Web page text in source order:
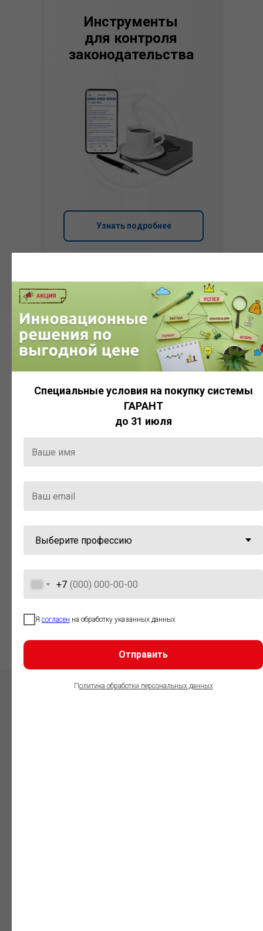
Узнать подробнее
Инструменты
для контроля
законодательства
Компания «Гарант» стала
победителем премии «Время
Система
ГАРАНТ
Актуальная правовая информация
и инструменты для максимально
эффективной работы с ней.
Специальные условия на покупку системы
ГАРАНТ
до 31 июля
+7
Я согласен на обработку указанных данных
Отправить
Политика обработки персональных данных